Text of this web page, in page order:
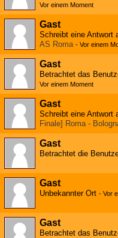
Vor einem Moment
Gast
Schreibt eine Antwort
AS Roma - Vor einem
Gast
Betrachtet das
Vor einem Moment
Gast
Schreibt eine Antwort
Finale] Roma -
Gast
Betrachtet die
Gast
Unbekannter Ort - Vor
Gast
Betrachtet das